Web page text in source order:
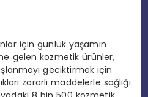
için günlük yaşamın
gelen kozmetik ürünler,
geciktirmek için
zararlı maddelerle sağlığı